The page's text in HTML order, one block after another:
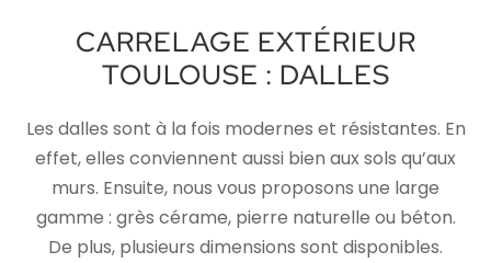
CARRELAGE EXTÉRIEUR
TOULOUSE : DALLES
Les dalles sont à la fois modernes et résistantes. En
effet, elles conviennent aussi bien aux sols qu’aux
murs. Ensuite, nous vous proposons une large
gamme : grès cérame, pierre naturelle ou béton.
De plus, plusieurs dimensions sont disponibles.